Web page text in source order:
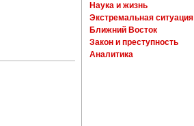
Наука и жизнь
Экстремальная ситуация
Ближний Восток
Закон и преступность
Аналитика